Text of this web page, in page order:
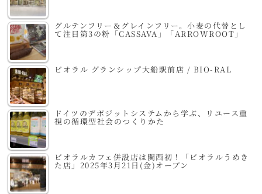
グルテンフリー＆グレインフリー。小麦の代替とし
て注目第3の粉「CASSAVA」「ARROWROOT」
ビオラル グランシップ大船駅前店 / BIO-RAL
ドイツのデポジットシステムから学ぶ、リユース重
視の循環型社会のつくりかた
ビオラルカフェ併設店は関西初！「ビオラルうめき
た店」2025年3月21日(金)オープン